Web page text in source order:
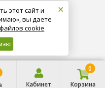
40
Кабинет Корзина
0
×
этот сайт и
вы даете
cookie